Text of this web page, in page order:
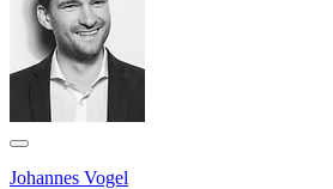
Johannes Vogel